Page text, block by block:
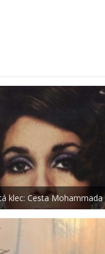
klec: Cesta Mohammada